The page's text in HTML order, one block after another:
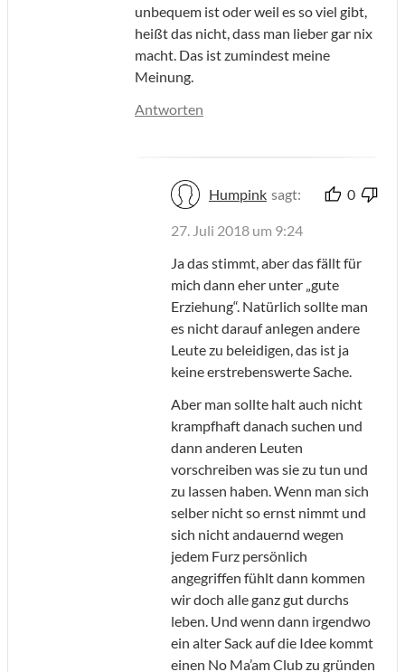
unbequem ist oder weil es so viel gibt,
heißt das nicht, dass man lieber gar nix
macht. Das ist zumindest meine
Meinung.
Antworten
Humpink sagt: 0
27. Juli 2018 um 9:24
Ja das stimmt, aber das fällt für
mich dann eher unter „gute
Erziehung“. Natürlich sollte man
es nicht darauf anlegen andere
Leute zu beleidigen, das ist ja
keine erstrebenswerte Sache.
Aber man sollte halt auch nicht
krampfhaft danach suchen und
dann anderen Leuten
vorschreiben was sie zu tun und
zu lassen haben. Wenn man sich
selber nicht so ernst nimmt und
sich nicht andauernd wegen
jedem Furz persönlich
angegriffen fühlt dann kommen
wir doch alle ganz gut durchs
leben. Und wenn dann irgendwo
ein alter Sack auf die Idee kommt
einen No Ma’am Club zu gründen